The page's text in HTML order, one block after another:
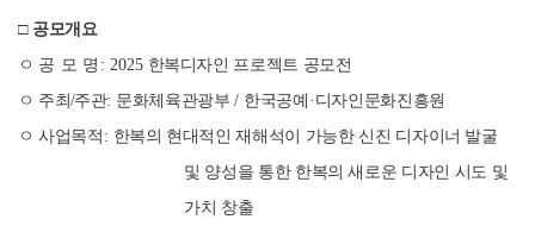
□ 공모개요
ㅇ 공 모 명 : 2025 한복디자인 프로젝트 공모전
ㅇ 주최 /주관: 문화체육관광부/ 한국공예 · 디자인문화진흥원
ㅇ 사업목적 : 한복의 현대적인 재해석이 가능한 신진 디자이너 발굴
및 양성을 통한 한복의 새로운 디자인 시도 및
가치 창출